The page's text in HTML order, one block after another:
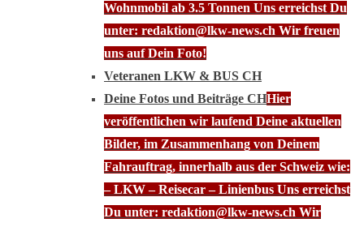
Wohnmobil ab 3.5 Tonnen Uns erreichst Du
unter: redaktion@lkw-news.ch Wir freuen
uns auf Dein Foto!
Veteranen LKW & BUS CH
Deine Fotos und Beiträge CHHier
veröffentlichen wir laufend Deine aktuellen
Bilder, im Zusammenhang von Deinem
Fahrauftrag, innerhalb aus der Schweiz wie:
– LKW – Reisecar – Linienbus Uns erreichst
Du unter: redaktion@lkw-news.ch Wir